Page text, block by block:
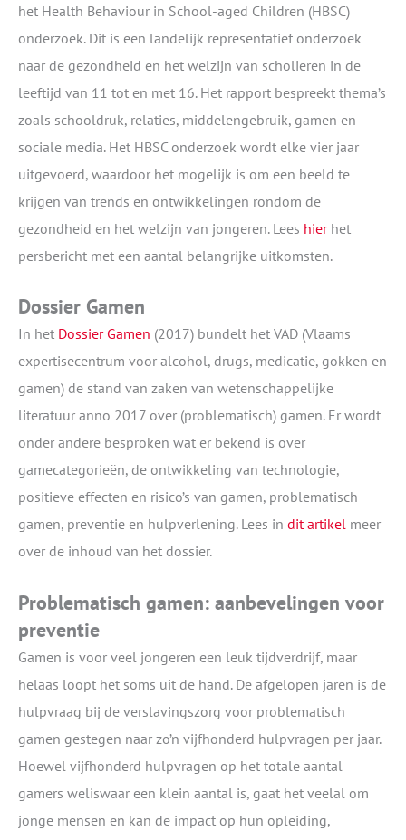
het Health Behaviour in School-aged Children (HBSC)
onderzoek. Dit is een landelijk representatief onderzoek
naar de gezondheid en het welzijn van scholieren in de
leeftijd van 11 tot en met 16. Het rapport bespreekt thema’s
zoals schooldruk, relaties, middelengebruik, gamen en
sociale media. Het HBSC onderzoek wordt elke vier jaar
uitgevoerd, waardoor het mogelijk is om een beeld te
krijgen van trends en ontwikkelingen rondom de
gezondheid en het welzijn van jongeren. Lees hierhet
persbericht met een aantal belangrijke uitkomsten.
Dossier Gamen
In het Dossier Gamen (2017) bundelt het VAD (Vlaams
expertisecentrum voor alcohol, drugs, medicatie, gokken en
gamen) de stand van zaken van wetenschappelijke
literatuur anno 2017 over (problematisch) gamen. Er wordt
onder andere besproken wat er bekend is over
gamecategorieën, de ontwikkeling van technologie,
positieve effecten en risico’s van gamen, problematisch
gamen, preventie en hulpverlening. Lees in dit artikel meer
over de inhoud van het dossier.
Problematisch gamen: aanbevelingen voor
preventie
Gamen is voor veel jongeren een leuk tijdverdrijf, maar
helaas loopt het soms uit de hand. De afgelopen jaren is de
hulpvraag bij de verslavingszorg voor problematisch
gamen gestegen naar zo’n vijfhonderd hulpvragen per jaar.
Hoewel vijfhonderd hulpvragen op het totale aantal
gamers weliswaar een klein aantal is, gaat het veelal om
jonge mensen en kan de impact op hun opleiding,